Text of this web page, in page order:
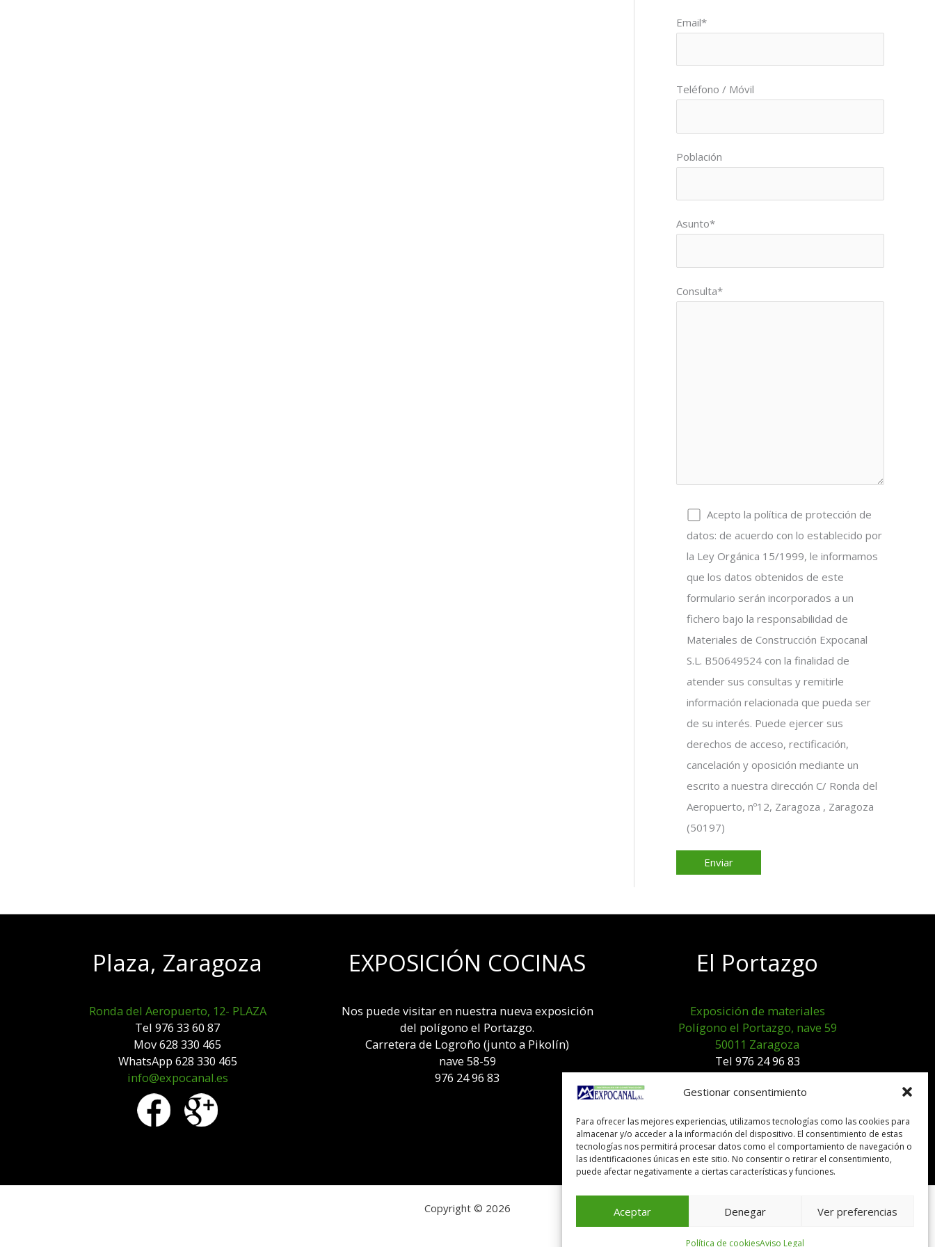
Gestionar consentimiento
Para ofrecer las mejores experiencias, utilizamos tecnologías como las cookies para
almacenar y/o acceder a la información del dispositivo. El consentimiento de estas
tecnologías nos permitirá procesar datos como el comportamiento de navegación o
las identificaciones únicas en este sitio. No consentir o retirar el consentimiento,
puede afectar negativamente a ciertas características y funciones.
Aceptar Denegar Ver preferencias
Política de cookiesAviso Legal
Email*
Teléfono / Móvil
Población
Asunto*
Consulta*
Acepto la política de protección de
datos: de acuerdo con lo establecido por
la Ley Orgánica 15/1999, le informamos
que los datos obtenidos de este
formulario serán incorporados a un
fichero bajo la responsabilidad de
Materiales de Construcción Expocanal
S.L. B50649524 con la finalidad de
atender sus consultas y remitirle
información relacionada que pueda ser
de su interés. Puede ejercer sus
derechos de acceso, rectificación,
cancelación y oposición mediante un
escrito a nuestra dirección C/ Ronda del
Aeropuerto, nº12, Zaragoza , Zaragoza
(50197)
Plaza, Zaragoza
Ronda del Aeropuerto, 12- PLAZA
Tel 976 33 60 87
Mov 628 330 465
WhatsApp 628 330 465
info@expocanal.es
EXPOSICIÓN COCINAS
Nos puede visitar en nuestra nueva exposición
del polígono el Portazgo.
Carretera de Logroño (junto a Pikolín)
nave 58-59
976 24 96 83
El Portazgo
Exposición de materiales
Polígono el Portazgo, nave 59
50011 Zaragoza
Tel 976 24 96 83
exposicion@expocanal.es
Aviso Legal
Política de cookies
Copyright © 2026